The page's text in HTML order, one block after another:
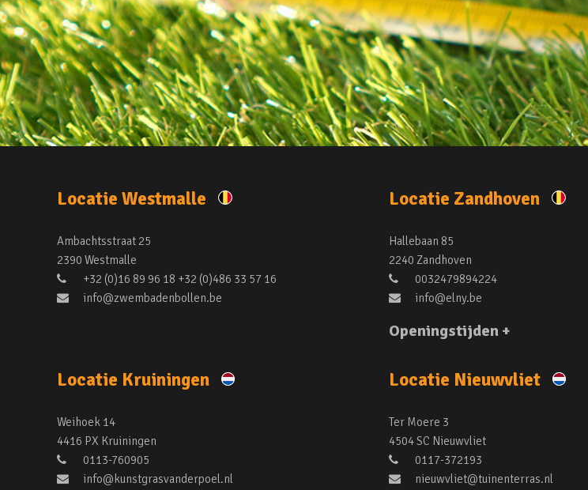
Locatie Westmalle
Ambachtsstraat 25
2390 Westmalle
+32 (0)16 89 96 18 +32 (0)486 33 57 16
info@zwembadenbollen.be
Locatie Zandhoven
Hallebaan 85
2240 Zandhoven
0032479894224
info@elny.be
Openingstijden +
Locatie Kruiningen
Weihoek 14
4416 PX Kruiningen
0113-760905
info@kunstgrasvanderpoel.nl
Locatie Nieuwvliet
Ter Moere 3
4504 SC Nieuwvliet
0117-372193
nieuwvliet@tuinenterras.nl